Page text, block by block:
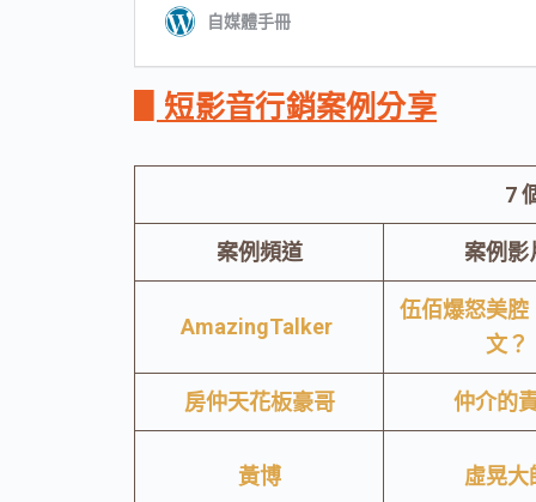
▋短影音行銷案例分享
7
案例頻道 案例影
AmazingTalker
伍佰爆怒美腔
文？
房仲天花板豪哥 仲介的
黃博 虛晃大